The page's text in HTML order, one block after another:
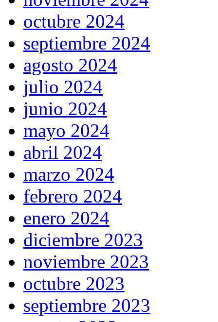
octubre 2024
septiembre 2024
agosto 2024
julio 2024
junio 2024
mayo 2024
abril 2024
marzo 2024
febrero 2024
enero 2024
diciembre 2023
noviembre 2023
octubre 2023
septiembre 2023